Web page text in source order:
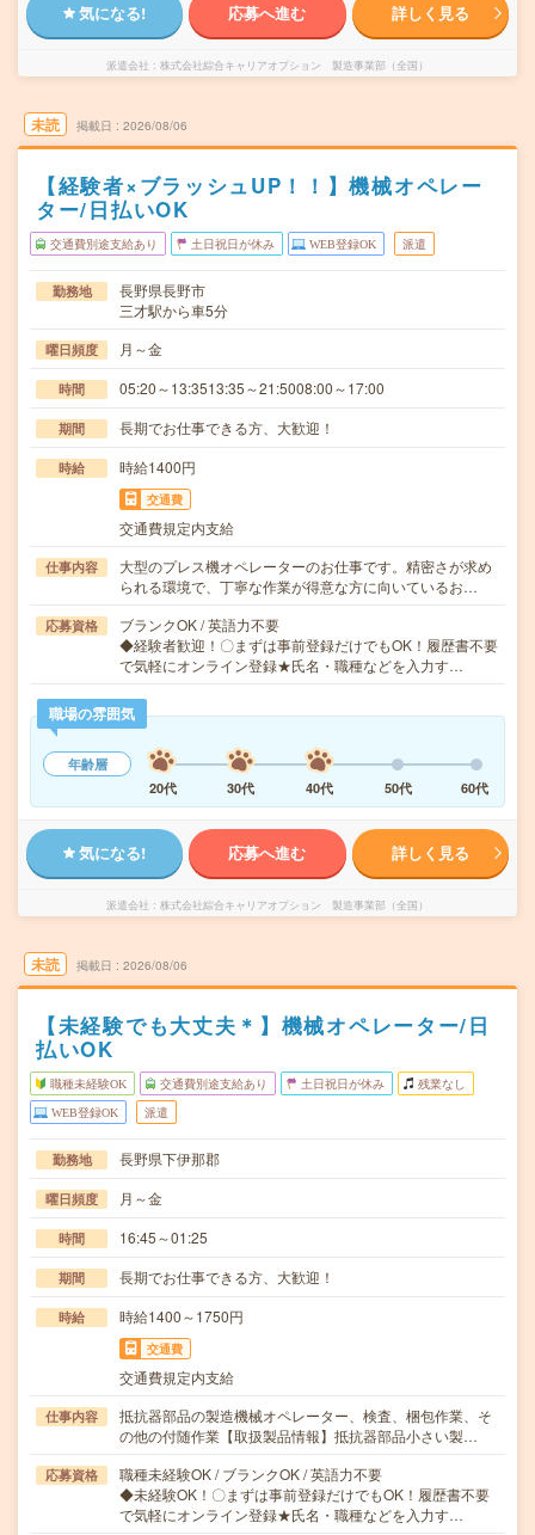
気になる! 応募へ進む 詳しく見る
派遣会社 株式会社綜合キャリアオプション 製造事業部（全国）
未読 掲載日 2026/08/06
【経験者×ブラッシュUP！！】機械オペレー
ター/日払いOK
交通費別途支給あり 土日祝日が休み WEB登録OK 派遣
勤務地
長野県長野市
三才駅から車5分
曜日頻度 月～金
時間 05:20～13:3513:35～21:5008:00～17:00
期間 長期でお仕事できる方、大歓迎！
時給 時給1400円
交通費
交通費規定内支給
仕事内容
大型のプレス機オペレーターのお仕事です。精密さが求め
られる環境で、丁寧な作業が得意な方に向いているお…
応募資格
ブランクOK / 英語力不要
◆経験者歓迎！〇まずは事前登録だけでもOK！履歴書不要
で気軽にオンライン登録★氏名・職種などを入力す…
職場の雰囲気
年齢層
20代
30代 40代 50代 60代
気になる! 応募へ進む 詳しく見る
派遣会社 株式会社綜合キャリアオプション 製造事業部（全国）
未読 掲載日 2026/08/06
【未経験でも大丈夫＊】機械オペレーター/日
払いOK
職種未経験OK 交通費別途支給あり 土日祝日が休み 残業なし
WEB登録OK 派遣
勤務地 長野県下伊那郡
曜日頻度 月～金
時間 16:45～01:25
期間 長期でお仕事できる方、大歓迎！
時給 時給1400～1750円
交通費
交通費規定内支給
仕事内容
抵抗器部品の製造機械オペレーター、検査、梱包作業、そ
の他の付随作業【取扱製品情報】抵抗器部品小さい製…
応募資格
職種未経験OK / ブランクOK / 英語力不要
◆未経験OK！〇まずは事前登録だけでもOK！履歴書不要
で気軽にオンライン登録★氏名・職種などを入力す…